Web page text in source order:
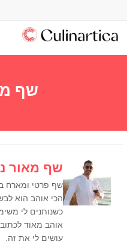
שף
שף מאור
שף פרטי ומארח
הכי אוהב הוא
כשנותנים לי
אוהב מאוד לכתוב
עושים לי את זה.